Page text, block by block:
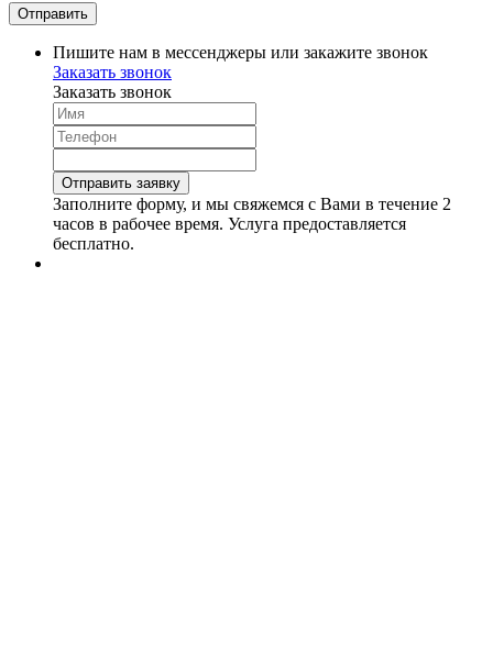
Пишите нам в мессенджеры или закажите звонок
Заказать звонок
Заказать звонок
Заполните форму, и мы свяжемся с Вами в течение 2
часов в рабочее время. Услуга предоставляется
бесплатно.